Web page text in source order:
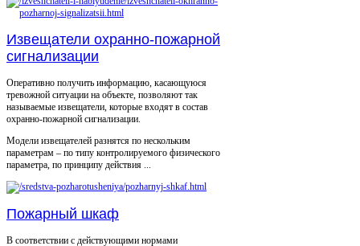
Извещатели охранно-пожарной
сигнализации
Оперативно получить информацию, касающуюся
тревожной ситуации на объекте, позволяют так
называемые извещатели, которые входят в состав
охранно-пожарной сигнализации.
Модели извещателей разнятся по нескольким
параметрам – по типу контролируемого физического
параметра, по принципу действия ...
Пожарный шкаф
В соответствии с действующими нормами